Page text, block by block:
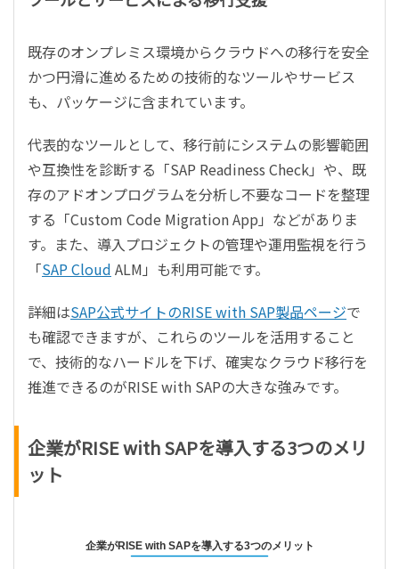
既存のオンプレミス環境からクラウドへの移行を安全
かつ円滑に進めるための技術的なツールやサービス
も、パッケージに含まれています。
代表的なツールとして、移行前にシステムの影響範囲
や互換性を診断する「SAP Readiness Check」や、既
存のアドオンプログラムを分析し不要なコードを整理
する「Custom Code Migration App」などがありま
す。また、導入プロジェクトの管理や運用監視を行う
「SAP Cloud ALM」も利用可能です。
詳細はSAP公式サイトのRISE with SAP製品ページで
も確認できますが、これらのツールを活用すること
で、技術的なハードルを下げ、確実なクラウド移行を
推進できるのがRISE with SAPの大きな強みです。
企業がRISE with SAPを導入する3つのメリ
ット
企業がRISE with SAPを導入する3つのメリット